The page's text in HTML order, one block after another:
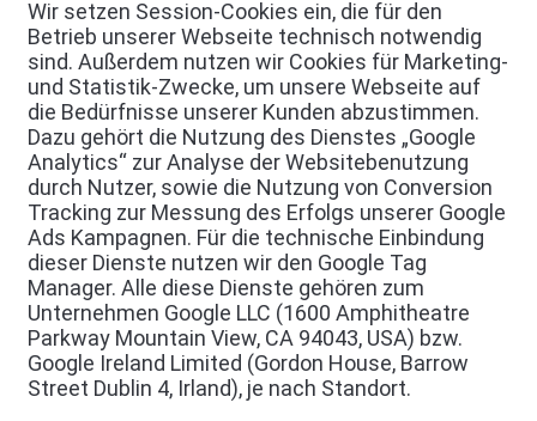
Wir setzen Session-Cookies ein, die für den
Betrieb unserer Webseite technisch notwendig
sind. Außerdem nutzen wir Cookies für Marketing-
und Statistik-Zwecke, um unsere Webseite auf
die Bedürfnisse unserer Kunden abzustimmen.
Dazu gehört die Nutzung des Dienstes „Google
Analytics“ zur Analyse der Websitebenutzung
durch Nutzer, sowie die Nutzung von Conversion
Tracking zur Messung des Erfolgs unserer Google
Ads Kampagnen. Für die technische Einbindung
dieser Dienste nutzen wir den Google Tag
Manager. Alle diese Dienste gehören zum
Unternehmen Google LLC (1600 Amphitheatre
Parkway Mountain View, CA 94043, USA) bzw.
Google Ireland Limited (Gordon House, Barrow
Street Dublin 4, Irland), je nach Standort.